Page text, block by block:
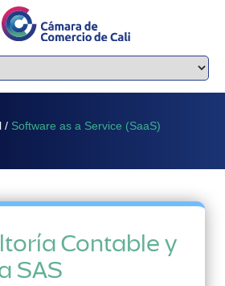
/ Software as a Service (SaaS)
Contable y
SAS